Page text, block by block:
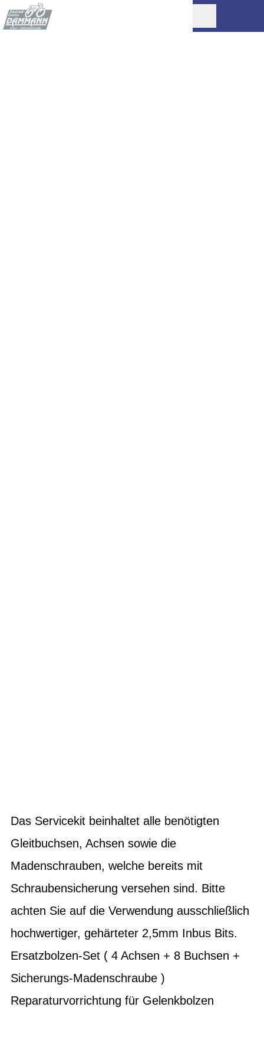
Das Servicekit beinhaltet alle benötigten
Gleitbuchsen, Achsen sowie die
Madenschrauben, welche bereits mit
Schraubensicherung versehen sind. Bitte
achten Sie auf die Verwendung ausschließlich
hochwertiger, gehärteter 2,5mm Inbus Bits.
Ersatzbolzen-Set ( 4 Achsen + 8 Buchsen +
Sicherungs-Madenschraube )
Reparaturvorrichtung für Gelenkbolzen